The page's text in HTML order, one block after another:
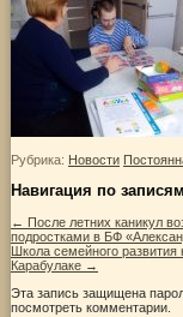
Рубрика: Новости
Навигация по записям
← После летних каникул
подростками в БФ
Школа семейного
Карабулаке →
Эта запись защищена
посмотреть комментарии.